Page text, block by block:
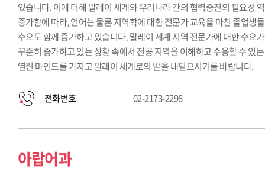
있습니다. 이에 더해 말레이 세계와 우리나라 간의 협력증진의 필요성
증가함에 따라, 언어는 물론 지역학에 대한 전문가 교육을 마친 졸업생
수요도 함께 증가하고 있습니다. 말레이 세계 지역 전문가에 대한 수요가
꾸준히 증가하고 있는 상황 속에서 전공 지역을 이해하고 수용할 수 있는
열린 마인드를 가지고 말레이 세계로의 발을 내딛으시기를 바랍니다.
전화번호 02-2173-2298
아랍어과